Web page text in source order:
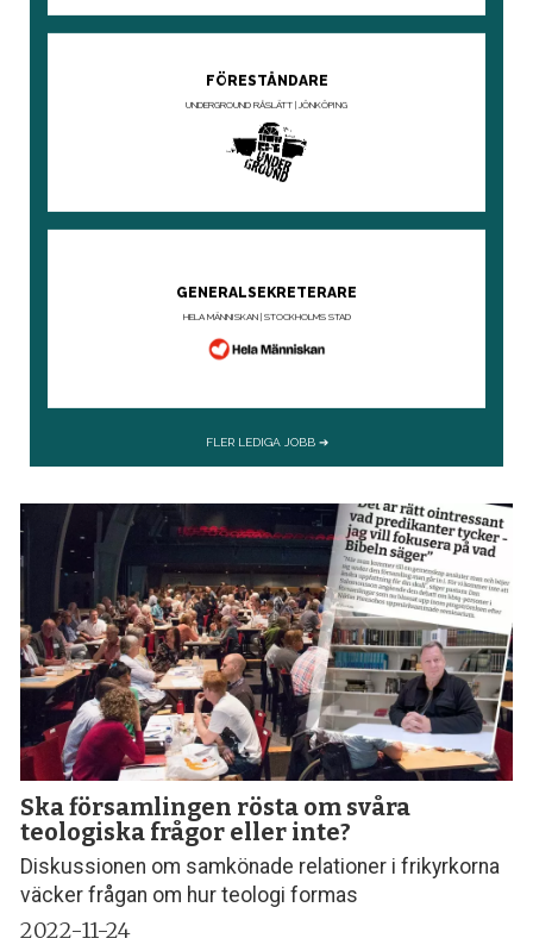
Ska församlingen rösta om svåra
teologiska frågor eller inte?
Diskussionen om samkönade relationer i frikyrkorna
väcker frågan om hur teologi formas
2022-11-24